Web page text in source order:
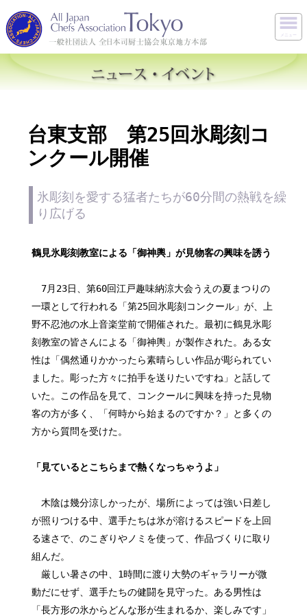
メニュー
台東支部 第25回氷彫刻コ
ンクール開催
氷彫刻を愛する猛者たちが60分間の熱戦を繰
り広げる
鶴見氷彫刻教室による「御神輿」が見物客の興味を誘う
7月23日、第60回江戸趣味納涼大会うえの夏まつりの
一環として行われる「第25回氷彫刻コンクール」が、上
野不忍池の水上音楽堂前で開催された。最初に鶴見氷彫
刻教室の皆さんによる「御神輿」が製作された。ある女
性は「偶然通りかかったら素晴らしい作品が彫られてい
ました。彫った方々に拍手を送りたいですね」と話して
いた。この作品を見て、コンクールに興味を持った見物
客の方が多く、「何時から始まるのですか？」と多くの
方から質問を受けた。
「見ているとこちらまで熱くなっちゃうよ」
木陰は幾分涼しかったが、場所によっては強い日差し
が照りつける中、選手たちは氷が溶けるスピードを上回
る速さで、のこぎりやノミを使って、作品づくりに取り
組んだ。
厳しい暑さの中、1時間に渡り大勢のギャラリーが微
動だにせず、選手たちの健闘を見守った。ある男性は
「長方形の氷からどんな形が生まれるか、楽しみです」